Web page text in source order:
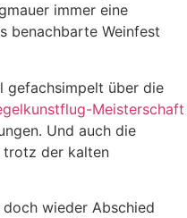
immer eine
benachbarte Weinfest
gefachsimpelt über die
Meisterschaft
Und auch die
trotz der kalten
wieder Abschied